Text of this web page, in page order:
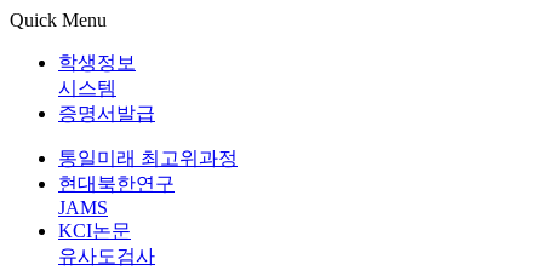
Quick Menu
학생정보
시스템
증명서발급
통일미래 최고위과정
현대북한연구
JAMS
KCI논문
유사도검사